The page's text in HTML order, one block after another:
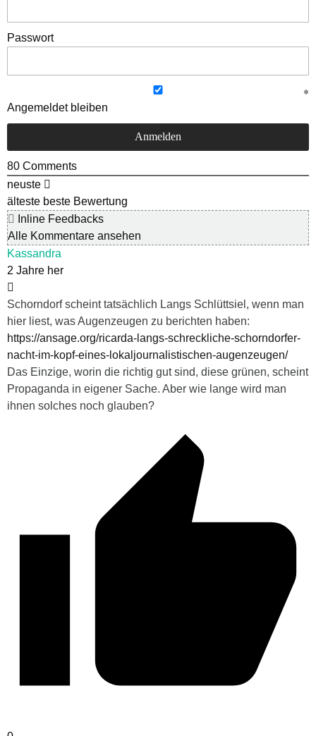
Passwort
Angemeldet bleiben
80 Comments
neuste
älteste beste Bewertung
Inline Feedbacks
Alle Kommentare ansehen
Kassandra
2 Jahre her
Schorndorf scheint tatsächlich Langs Schlüttsiel, wenn man
hier liest, was Augenzeugen zu berichten haben:
https://ansage.org/ricarda-langs-schreckliche-schorndorfer-
nacht-im-kopf-eines-lokaljournalistischen-augenzeugen/
Das Einzige, worin die richtig gut sind, diese grünen, scheint
Propaganda in eigener Sache. Aber wie lange wird man
ihnen solches noch glauben?